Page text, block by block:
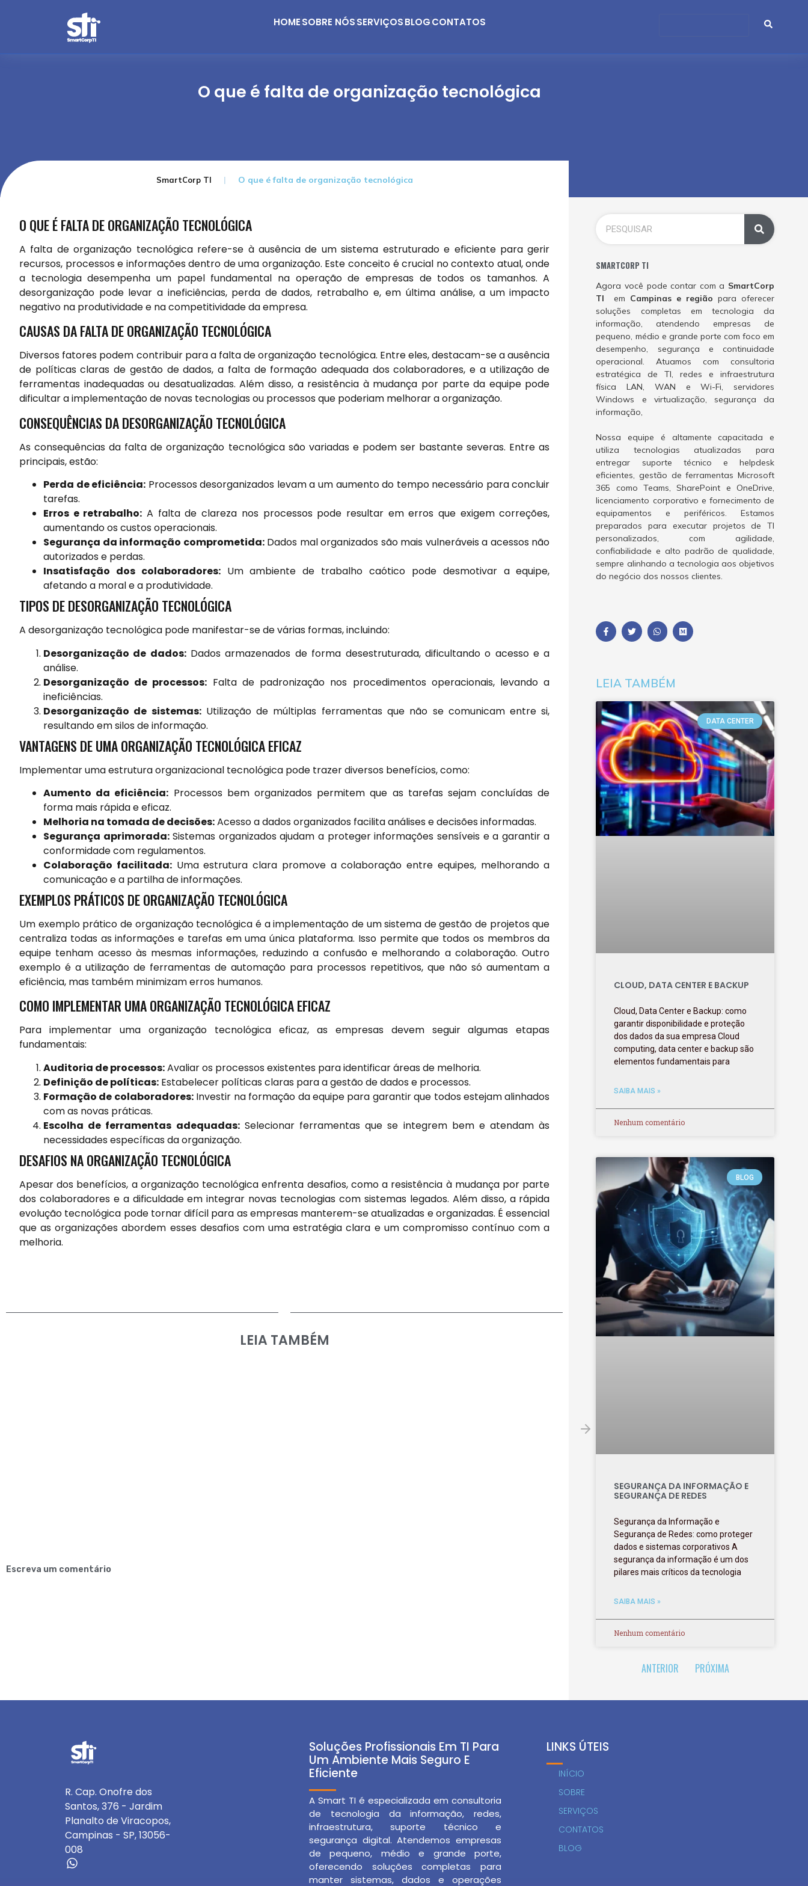
HOMESOBRE NÓSSERVIÇOSBLOGCONTATOS
O que é falta de organização tecnológica
SmartCorp TI O que é falta de organização tecnológica
O QUE É FALTA DE ORGANIZAÇÃO TECNOLÓGICA
A falta de organização tecnológica refere-se à ausência de um sistema estruturado e eficiente para gerir
recursos, processos e informações dentro de uma organização. Este conceito é crucial no contexto atual, onde
a tecnologia desempenha um papel fundamental na operação de empresas de todos os tamanhos. A
desorganização pode levar a ineficiências, perda de dados, retrabalho e, em última análise, a um impacto
negativo na produtividade e na competitividade da empresa.
CAUSAS DA FALTA DE ORGANIZAÇÃO TECNOLÓGICA
Diversos fatores podem contribuir para a falta de organização tecnológica. Entre eles, destacam-se a ausência
de políticas claras de gestão de dados, a falta de formação adequada dos colaboradores, e a utilização de
ferramentas inadequadas ou desatualizadas. Além disso, a resistência à mudança por parte da equipe pode
dificultar a implementação de novas tecnologias ou processos que poderiam melhorar a organização.
CONSEQUÊNCIAS DA DESORGANIZAÇÃO TECNOLÓGICA
As consequências da falta de organização tecnológica são variadas e podem ser bastante severas. Entre as
principais, estão:
Perda de eficiência: Processos desorganizados levam a um aumento do tempo necessário para concluir
tarefas.
Erros e retrabalho: A falta de clareza nos processos pode resultar em erros que exigem correções,
aumentando os custos operacionais.
Segurança da informação comprometida:Dados mal organizados são mais vulneráveis a acessos não
autorizados e perdas.
Insatisfação dos colaboradores:Um ambiente de trabalho caótico pode desmotivar a equipe,
afetando a moral e a produtividade.
TIPOS DE DESORGANIZAÇÃO TECNOLÓGICA
A desorganização tecnológica pode manifestar-se de várias formas, incluindo:
Desorganização de dados:Dados armazenados de forma desestruturada, dificultando o acesso e a
análise.
Desorganização de processos: Falta de padronização nos procedimentos operacionais, levando a
ineficiências.
Desorganização de sistemas:Utilização de múltiplas ferramentas que não se comunicam entre si,
resultando em silos de informação.
VANTAGENS DE UMA ORGANIZAÇÃO TECNOLÓGICA EFICAZ
Implementar uma estrutura organizacional tecnológica pode trazer diversos benefícios, como:
Aumento da eficiência: Processos bem organizados permitem que as tarefas sejam concluídas de
forma mais rápida e eficaz.
Melhoria na tomada de decisões:Acesso a dados organizados facilita análises e decisões informadas.
Segurança aprimorada:Sistemas organizados ajudam a proteger informações sensíveis e a garantir a
conformidade com regulamentos.
Colaboração facilitada:Uma estrutura clara promove a colaboração entre equipes, melhorando a
comunicação e a partilha de informações.
EXEMPLOS PRÁTICOS DE ORGANIZAÇÃO TECNOLÓGICA
Um exemplo prático de organização tecnológica é a implementação de um sistema de gestão de projetos que
centraliza todas as informações e tarefas em uma única plataforma. Isso permite que todos os membros da
equipe tenham acesso às mesmas informações, reduzindo a confusão e melhorando a colaboração. Outro
exemplo é a utilização de ferramentas de automação para processos repetitivos, que não só aumentam a
eficiência, mas também minimizam erros humanos.
COMO IMPLEMENTAR UMA ORGANIZAÇÃO TECNOLÓGICA EFICAZ
Para implementar uma organização tecnológica eficaz, as empresas devem seguir algumas etapas
fundamentais:
Auditoria de processos:Avaliar os processos existentes para identificar áreas de melhoria.
Definição de políticas: Estabelecer políticas claras para a gestão de dados e processos.
Formação de colaboradores:Investir na formação da equipe para garantir que todos estejam alinhados
com as novas práticas.
Escolha de ferramentas adequadas:Selecionar ferramentas que se integrem bem e atendam às
necessidades específicas da organização.
DESAFIOS NA ORGANIZAÇÃO TECNOLÓGICA
Apesar dos benefícios, a organização tecnológica enfrenta desafios, como a resistência à mudança por parte
dos colaboradores e a dificuldade em integrar novas tecnologias com sistemas legados. Além disso, a rápida
evolução tecnológica pode tornar difícil para as empresas manterem-se atualizadas e organizadas. É essencial
que as organizações abordem esses desafios com uma estratégia clara e um compromisso contínuo com a
melhoria.
LEIA TAMBÉM
Escreva um comentário
SMARTCORP TI
Agora você pode contar com a SmartCorp
TI em Campinas e região para oferecer
soluções completas em tecnologia da
informação, atendendo empresas de
pequeno, médio e grande porte com foco em
desempenho, segurança e continuidade
operacional. Atuamos com consultoria
estratégica de TI, redes e infraestrutura
física LAN, WAN e Wi-Fi, servidores
Windows e virtualização, segurança da
informação,
Nossa equipe é altamente capacitada e
utiliza tecnologias atualizadas para
entregar suporte técnico e helpdesk
eficientes, gestão de ferramentas Microsoft
365 como Teams, SharePoint e OneDrive,
licenciamento corporativo e fornecimento de
equipamentos e periféricos. Estamos
preparados para executar projetos de TI
personalizados, com agilidade,
confiabilidade e alto padrão de qualidade,
sempre alinhando a tecnologia aos objetivos
do negócio dos nossos clientes.
LEIA TAMBÉM
DATA CENTER
CLOUD, DATA CENTER E BACKUP
Cloud, Data Center e Backup: como
garantir disponibilidade e proteção
dos dados da sua empresa Cloud
computing, data center e backup são
elementos fundamentais para
SAIBA MAIS »
Nenhum comentário
BLOG
SEGURANÇA DA INFORMAÇÃO E
SEGURANÇA DE REDES
Segurança da Informação e
Segurança de Redes: como proteger
dados e sistemas corporativos A
segurança da informação é um dos
pilares mais críticos da tecnologia
SAIBA MAIS »
Nenhum comentário
ANTERIOR PRÓXIMA
R. Cap. Onofre dos
Santos, 376 - Jardim
Planalto de Viracopos,
Campinas - SP, 13056-
008
Soluções Profissionais Em TI Para
Um Ambiente Mais Seguro E
Eficiente
A Smart TI é especializada em consultoria
de tecnologia da informação, redes,
infraestrutura, suporte técnico e
segurança digital. Atendemos empresas
de pequeno, médio e grande porte,
oferecendo soluções completas para
manter sistemas, dados e operações
LINKS ÚTEIS
INÍCIO
SOBRE
SERVIÇOS
CONTATOS
BLOG